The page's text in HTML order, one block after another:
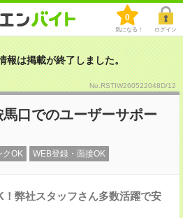
0
気になる！ ログイン
報は掲載が終了しました。
No.RSTIW260522048D/12
口でのユーザーサポー
クOK WEB登録・面接OK
弊社スタッフさん多数活躍で安